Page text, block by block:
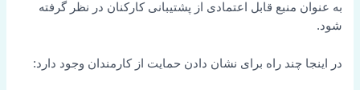
به عنوان منبع قابل اعتمادی از پشتیبانی کارکنان در نظر گرفته
شود.
در اینجا چند راه برای نشان دادن حمایت از کارمندان وجود دارد: